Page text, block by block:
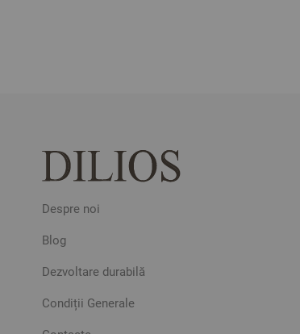
Despre noi
Blog
Dezvoltare durabilă
Condiții Generale